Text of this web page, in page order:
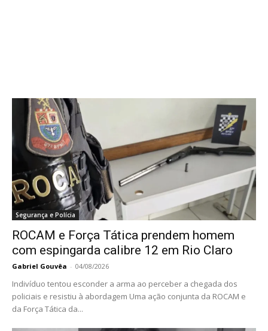
Segurança e Polícia
ROCAM e Força Tática prendem homem
com espingarda calibre 12 em Rio Claro
Gabriel Gouvêa - 04/08/2026
Indivíduo tentou esconder a arma ao perceber a chegada dos
policiais e resistiu à abordagem Uma ação conjunta da ROCAM e
da Força Tática da...